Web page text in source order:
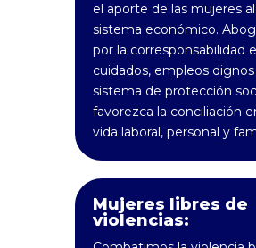
el aporte de las mujeres al
sistema económico.
por la corresponsabilidad
cuidados, empleos
sistema de protección
favorezca la conciliación
vida laboral, personal y
Mujeres libres de
violencias: